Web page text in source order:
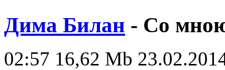
Дима Билан - Со
02:57 16,62 Mb